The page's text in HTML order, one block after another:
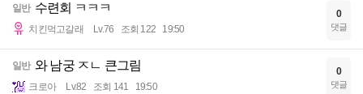
일반 수련회 ㅋㅋㅋ
치킨먹고갈래 Lv.76 조회 122 19:50
0
댓글
일반 와 남궁 ㅈㄴ 큰그림
크로아 Lv.82 조회 141 19:50
0
댓글